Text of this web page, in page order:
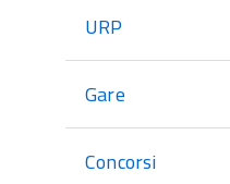
sezione
URP
Gare
Concorsi